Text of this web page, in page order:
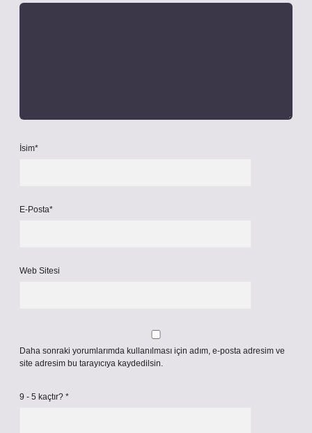
İsim*
E-Posta*
Web Sitesi
Daha sonraki yorumlarımda kullanılması için adım, e-posta adresim ve
site adresim bu tarayıcıya kaydedilsin.
9 - 5 kaçtır? *